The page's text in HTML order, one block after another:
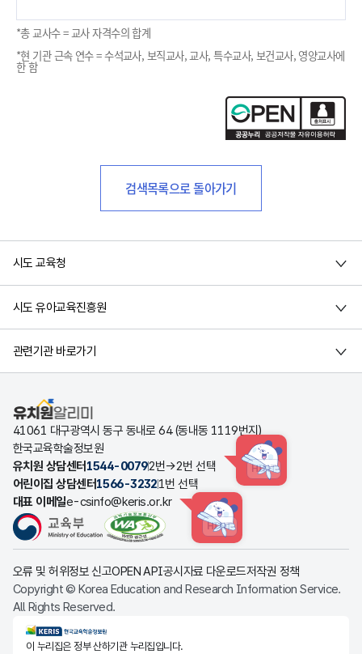
*총 교사수 = 교사 자격수의 합계
*현 기관 근속 연수 = 수석교사, 보직교사, 교사, 특수교사, 보건교사, 영양교사에
한 함
검색목록으로 돌아가기
시도 교육청
시도 유아교육진흥원
관련기관 바로가기
유치원알리미
41061 대구광역시 동구 동내로 64 (동내동 1119번지)
한국교육학술정보원
유치원 상담센터 1544-00792번→2번 선택 HINT
어린이집 상담센터1566-32321번 선택
대표 이메일e-csinfo@keris.or.kr
HINT
오류 및 허위정보 신고OPEN API공시자료 다운로드저작권 정책
Copyright © Korea Education and Research Information Service.
All Rights Reserved.
KERIS한국교육학술정보원
이 누리집은 정부 산하기관 누리집입니다.